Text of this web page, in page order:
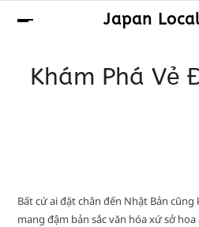
Japan
Khám Phá Vẻ
Bất cứ ai đặt chân đến Nhật Bản
mang đậm bản sắc văn hóa xứ sở